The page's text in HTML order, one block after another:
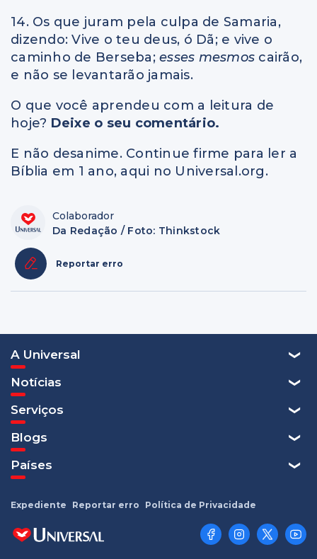
14. Os que juram pela culpa de Samaria,
dizendo: Vive o teu deus, ó Dã; e vive o
caminho de Berseba; esses mesmos cairão,
e não se levantarão jamais.
O que você aprendeu com a leitura de
hoje? Deixe o seu comentário.
E não desanime. Continue firme para ler a
Bíblia em 1 ano, aqui no Universal.org.
Colaborador
Da Redação / Foto: Thinkstock
Reportar erro
A Universal
Notícias
Serviços
Blogs
Países
Expediente Reportar erro Política de Privacidade